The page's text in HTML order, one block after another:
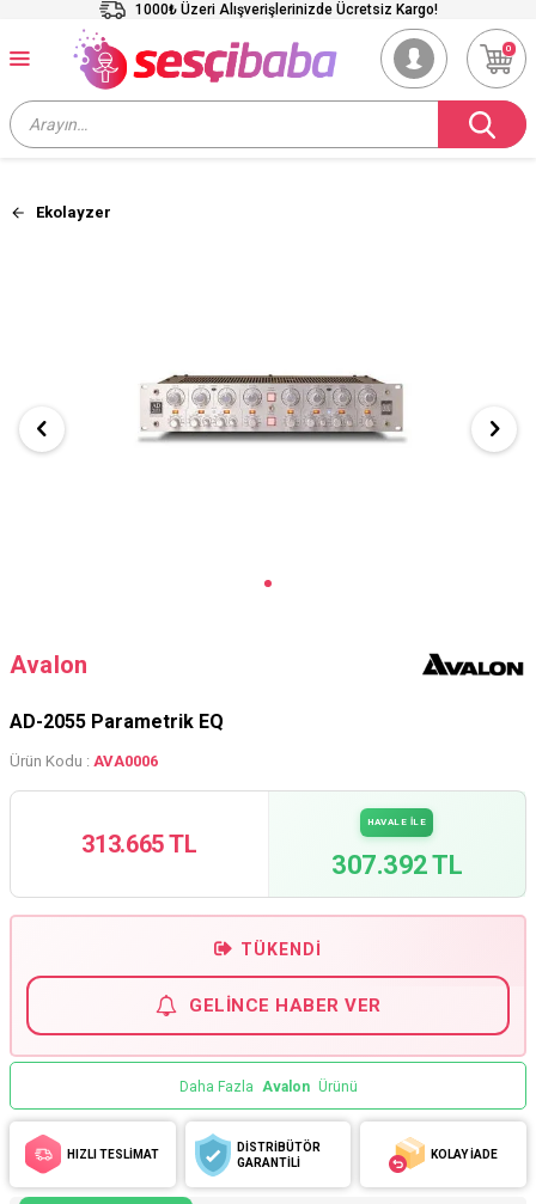
1000₺ Üzeri Alışverişlerinizde Ücretsiz Kargo!
0
Ekolayzer
Avalon
AD-2055 Parametrik EQ
Ürün Kodu : AVA0006
313.665 TL
HAVALE İLE
307.392 TL
TÜKENDI
GELINCE HABER VER
Daha Fazla Avalon Ürünü
HIZLI TESLİMAT
DİSTRİBÜTÖR
GARANTİLİ
KOLAY İADE